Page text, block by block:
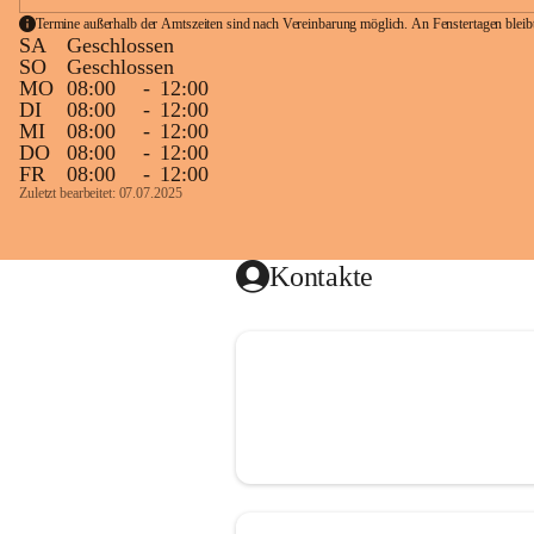
Termine außerhalb der Amtszeiten sind nach Vereinbarung möglich. An Fenstertagen
SA
Geschlossen
SO
Geschlossen
MO 08:00 - 12:00
DI
08:00 - 12:00
MI
08:00 - 12:00
DO
08:00 - 12:00
FR
08:00 - 12:00
Zuletzt bearbeitet: 07.07.2025
Kontakte